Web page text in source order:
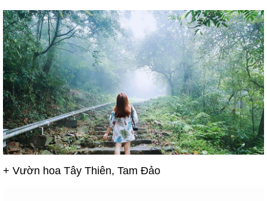
+ Vườn hoa Tây Thiên, Tam Đảo